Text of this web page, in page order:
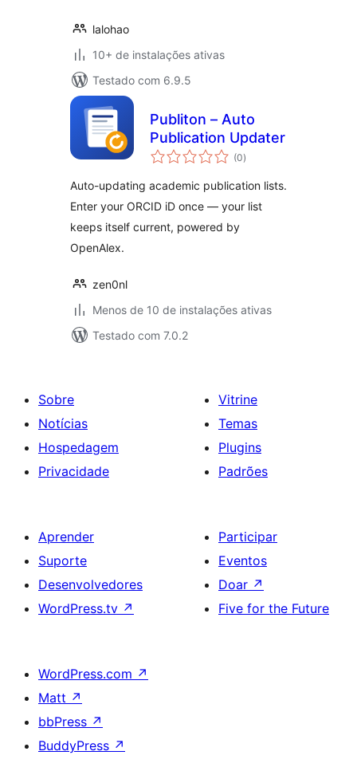
lalohao
10+ de instalações ativas
Testado com 6.9.5
Publiton – Auto
Publication Updater
(0total
de
)
Auto-updating academic publication lists.
Enter your ORCID iD once — your list
keeps itself current, powered by
OpenAlex.
zen0nl
Menos de 10 de instalações ativas
Testado com 7.0.2
Sobre
Notícias
Hospedagem
Privacidade
Vitrine
Temas
Plugins
Padrões
Aprender
Suporte
Desenvolvedores
WordPress.tv ↗
Participar
Eventos
Doar ↗
Five for the Future
WordPress.com ↗
Matt ↗
bbPress ↗
BuddyPress ↗